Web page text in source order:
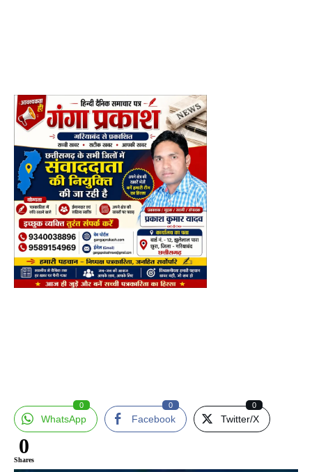
WhatsApp
0
Facebook
0
Twitter/X
0
0
Shares